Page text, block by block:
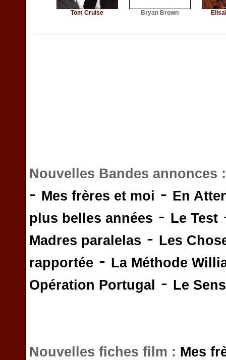
Tom Cruise Bryan Brown
Nouvelles Bandes annonces
- Mes frères et moi - En
plus belles années - Le Test
Madres paralelas - Les
rapportée - La Méthode
Opération Portugal
- Le
Nouvelles fiches film : Mes